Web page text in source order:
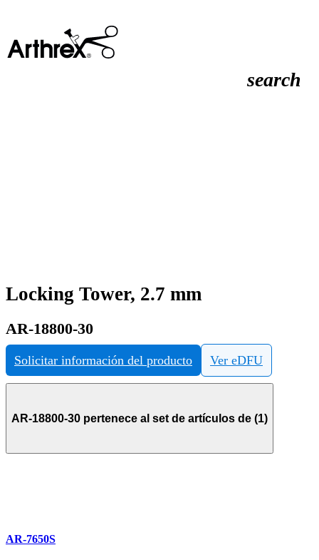
search
Locking Tower, 2.7 mm
AR-18800-30
Solicitar información del producto Ver eDFU
AR-18800-30 pertenece al set de artículos de (1)
AR-7650S